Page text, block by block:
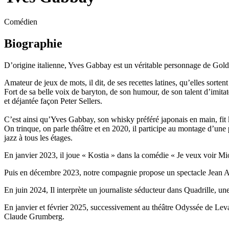
Comédien
Biographie
D’origine italienne, Yves Gabbay est un véritable personnage de
Amateur de jeux de mots, il dit, de ses recettes latines, qu’elles
Fort de sa belle voix de baryton, de son humour, de son talent
et déjantée façon Peter Sellers.
C’est ainsi qu’Yves Gabbay, son whisky préféré japonais en main,
On trinque, on parle théâtre et en 2020, il participe au montage
jazz à tous les étages.
En janvier 2023, il joue « Kostia » dans la comédie « Je veux voir
Puis en décembre 2023, notre compagnie propose un spectacle
En juin 2024, Il interprète un journaliste séducteur dans Quadrille,
En janvier et février 2025, successivement au théâtre Odyssée de
Claude Grumberg.